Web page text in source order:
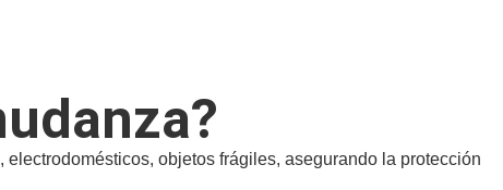
objetos frágiles, asegurando la protección